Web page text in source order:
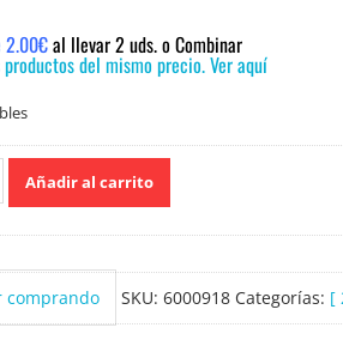
2.00€al llevar 2 uds. o Combinar
del mismo precio. Ver aquí
Añadir al carrito
comprando SKU: 6000918 Categorías: [